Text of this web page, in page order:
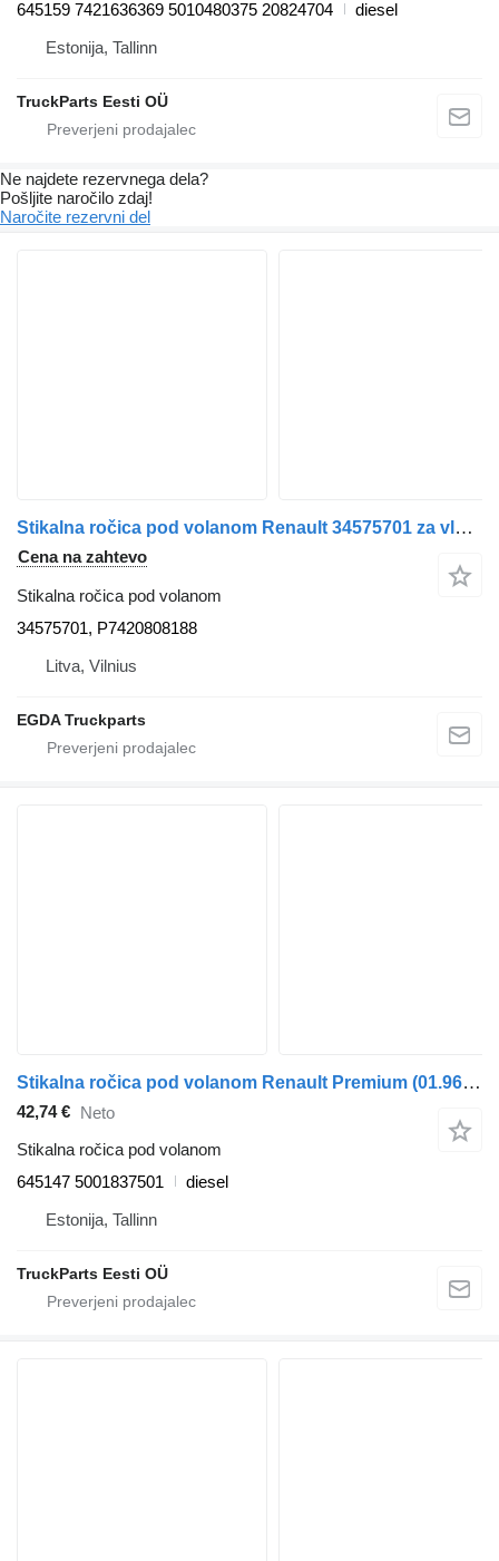
645159 7421636369 5010480375 20824704
diesel
Estonija, Tallinn
TruckParts Eesti OÜ
Ne najdete rezervnega dela?
Pošljite naročilo zdaj!
Naročite rezervni del
Stikalna ročica pod volanom Renault 34575701 za vlačilec Renault PREMIUM
Cena na zahtevo
Stikalna ročica pod volanom
34575701, P7420808188
Litva, Vilnius
EGDA Truckparts
Stikalna ročica pod volanom Renault Premium (01.96-) 645147 za vlačilec Renault Premium, Premium 2 (1996-2014)
42,74 € Neto
Stikalna ročica pod volanom
645147 5001837501
diesel
Estonija, Tallinn
TruckParts Eesti OÜ